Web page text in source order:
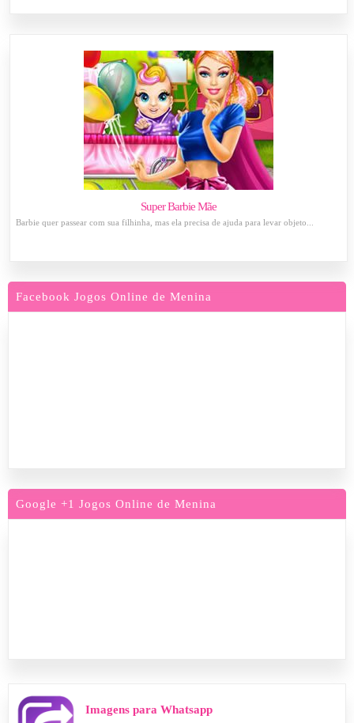
Super Barbie Mãe
Barbie quer passear com sua filhinha, mas ela precisa de ajuda para levar objeto...
Facebook Jogos Online de Menina
Google +1 Jogos Online de Menina
Imagens para Whatsapp